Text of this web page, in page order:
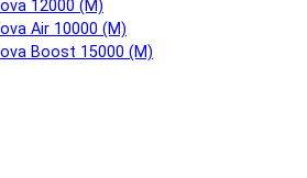
12000 (М)
Air 10000 (М)
Boost 15000 (М)